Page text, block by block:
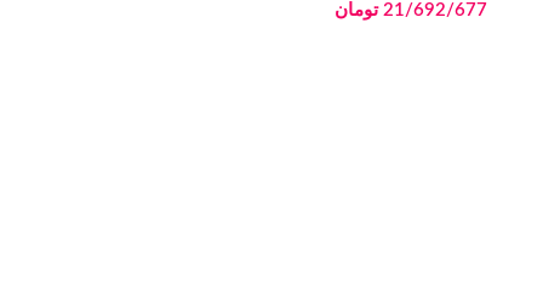
21/692/677 تومان